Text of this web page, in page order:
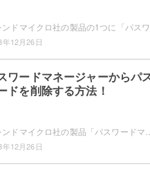
年12月26日
ワードマネージャーからパ
ドを削除する方法！
年12月26日